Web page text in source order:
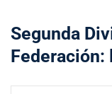
Segunda
Federación: